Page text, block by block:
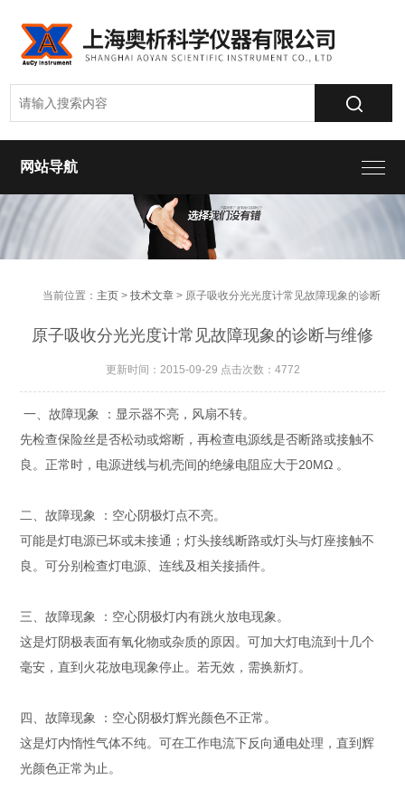
网站导航
当前位置： 主页 >技术文章 > 原子吸收分光光度计常见故障现象的诊断
与维修
原子吸收分光光度计常见故障现象的诊断与维修
更新时间：2015-09-29 点击次数：4772
一、故障现象 ：显示器不亮，风扇不转。
先检查保险丝是否松动或熔断，再检查电源线是否断路或接触不
良。正常时，电源进线与机壳间的绝缘电阻应大于20MΩ 。
二、故障现象 ：空心阴极灯点不亮。
可能是灯电源已坏或未接通；灯头接线断路或灯头与灯座接触不
良。可分别检查灯电源、连线及相关接插件。
三、故障现象 ：空心阴极灯内有跳火放电现象。
这是灯阴极表面有氧化物或杂质的原因。可加大灯电流到十几个
毫安，直到火花放电现象停止。若无效，需换新灯。
四、故障现象 ：空心阴极灯辉光颜色不正常。
这是灯内惰性气体不纯。可在工作电流下反向通电处理，直到辉
光颜色正常为止。